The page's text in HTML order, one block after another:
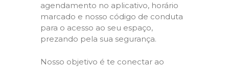
agendamento no aplicativo, horário
marcado e nosso código de conduta
para o acesso ao seu espaço,
prezando pela sua segurança.
Nosso objetivo é te conectar ao